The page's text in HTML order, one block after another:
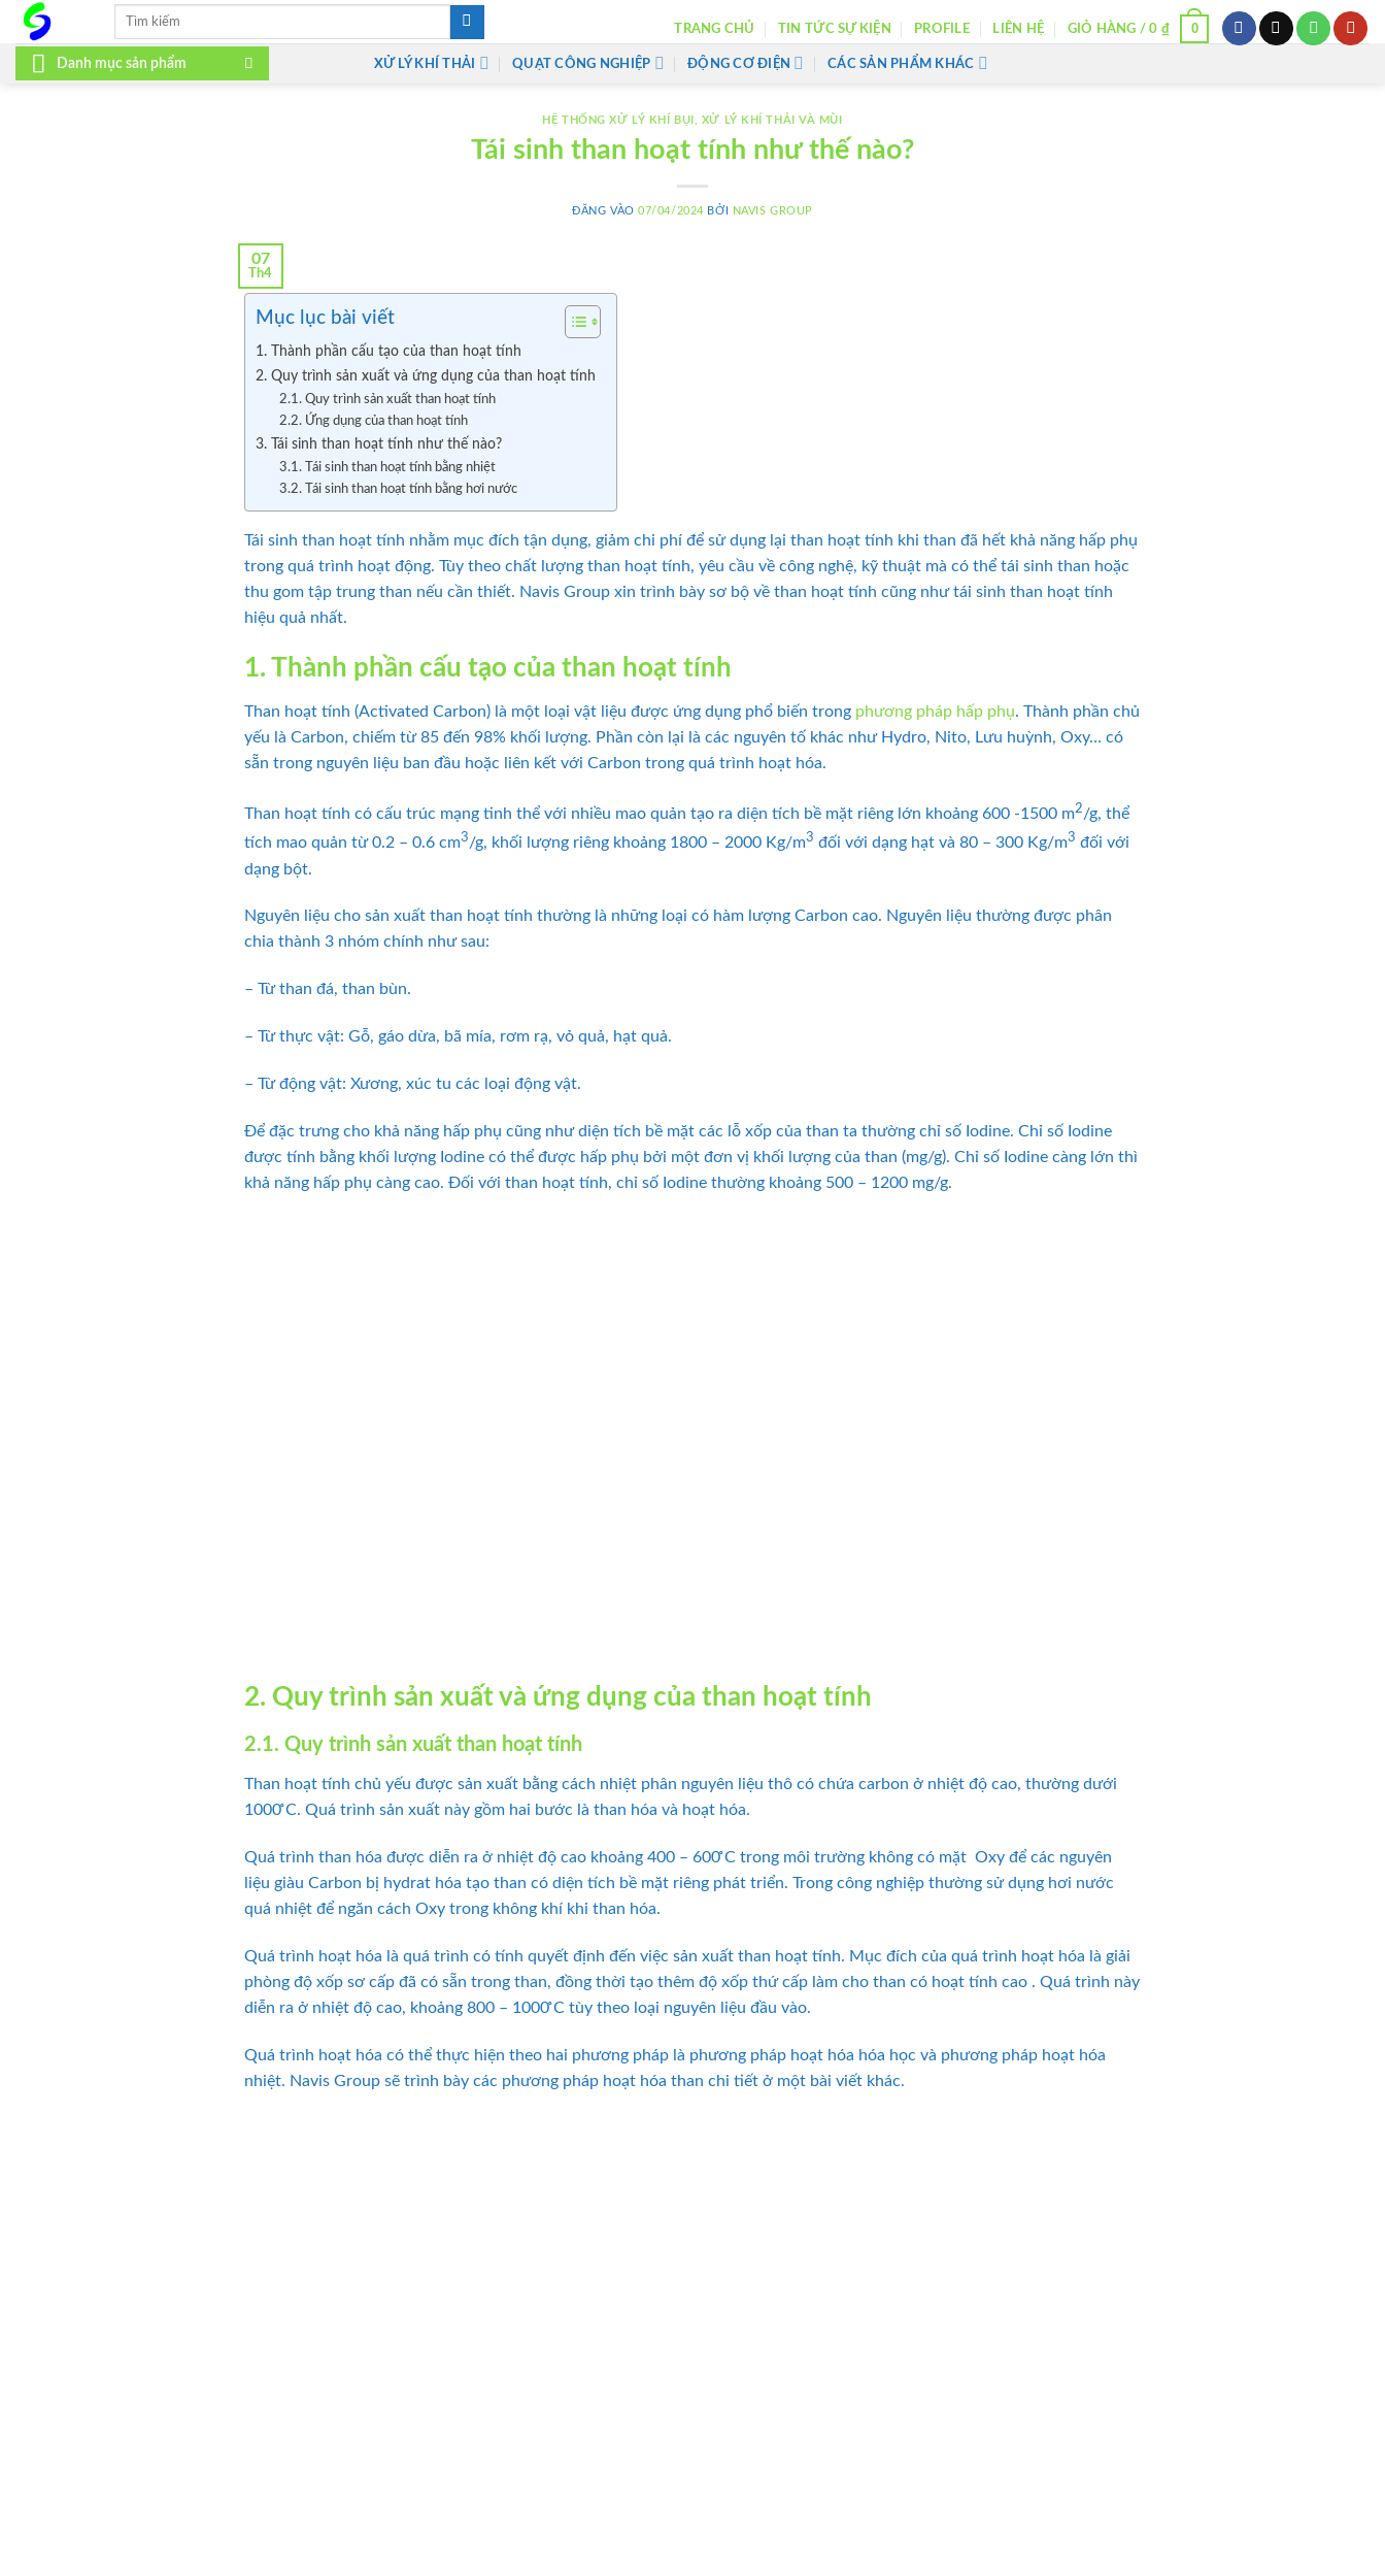
Tìm
TRANG CHỦ TIN TỨC SỰ KIỆN PROFILE LIÊN HỆ GIỎ HÀNG /0 ₫ 0
Danh mục sản phẩm XỬ LÝ KHÍ THẢI QUẠT CÔNG NGHIỆP ĐỘNG CƠ ĐIỆN CÁC SẢN PHẨM KHÁC
HỆ THỐNG XỬ LÝ KHÍ BỤI XỬ LÝ KHÍ THẢI VÀ MÙI
Tái sinh than hoạt tính như thế nào?
ĐĂNG VÀO07/04/2024 BỞI NAVIS GROUP
07
Th4
Mục lục bài viết
1. Thành phần cấu tạo của than hoạt tính
2. Quy trình sản xuất và ứng dụng của than hoạt tính
2.1. Quy trình sản xuất than hoạt tính
2.2. Ứng dụng của than hoạt tính
3. Tái sinh than hoạt tính như thế nào?
3.1. Tái sinh than hoạt tính bằng nhiệt
3.2. Tái sinh than hoạt tính bằng hơi nước
Tái sinh than hoạt tính nhằm mục đích tận dụng, giảm chi phí để sử dụng lại than hoạt tính khi than đã hết khả năng hấp phụ
trong quá trình hoạt động. Tùy theo chất lượng than hoạt tính, yêu cầu về công nghệ, kỹ thuật mà có thể tái sinh than hoặc
thu gom tập trung than nếu cần thiết. Navis Group xin trình bày sơ bộ về than hoạt tính cũng như tái sinh than hoạt tính
hiệu quả nhất.
1. Thành phần cấu tạo của than hoạt tính
Than hoạt tính (Activated Carbon) là một loại vật liệu được ứng dụng phổ biến trong phương pháp hấp phụ. Thành phần chủ
yếu là Carbon, chiếm từ 85 đến 98% khối lượng. Phần còn lại là các nguyên tố khác như Hydro, Nito, Lưu huỳnh, Oxy… có
sẵn trong nguyên liệu ban đầu hoặc liên kết với Carbon trong quá trình hoạt hóa.
Than hoạt tính có cấu trúc mạng tinh thể với nhiều mao quản tạo ra diện tích bề mặt riêng lớn khoảng 600 -1500 m2/g, thể
tích mao quản từ 0.2 – 0.6 cm3/g, khối lượng riêng khoảng 1800 – 2000 Kg/m3 đối với dạng hạt và 80 – 300 Kg/m3 đối với
dạng bột.
Nguyên liệu cho sản xuất than hoạt tính thường là những loại có hàm lượng Carbon cao. Nguyên liệu thường được phân
chia thành 3 nhóm chính như sau:
– Từ than đá, than bùn.
– Từ thực vật: Gỗ, gáo dừa, bã mía, rơm rạ, vỏ quả, hạt quả.
– Từ động vật: Xương, xúc tu các loại động vật.
Để đặc trưng cho khả năng hấp phụ cũng như diện tích bề mặt các lỗ xốp của than ta thường chỉ số Iodine. Chỉ số Iodine
được tính bằng khối lượng Iodine có thể được hấp phụ bởi một đơn vị khối lượng của than (mg/g). Chỉ số Iodine càng lớn thì
khả năng hấp phụ càng cao. Đối với than hoạt tính, chỉ số Iodine thường khoảng 500 – 1200 mg/g.
2. Quy trình sản xuất và ứng dụng của than hoạt tính
2.1. Quy trình sản xuất than hoạt tính
Than hoạt tính chủ yếu được sản xuất bằng cách nhiệt phân nguyên liệu thô có chứa carbon ở nhiệt độ cao, thường dưới
1000 ̊C. Quá trình sản xuất này gồm hai bước là than hóa và hoạt hóa.
Quá trình than hóa được diễn ra ở nhiệt độ cao khoảng 400 – 600 ̊C trong môi trường không có mặt Oxy để các nguyên
liệu giàu Carbon bị hydrat hóa tạo than có diện tích bề mặt riêng phát triển. Trong công nghiệp thường sử dụng hơi nước
quá nhiệt để ngăn cách Oxy trong không khí khi than hóa.
Quá trình hoạt hóa là quá trình có tính quyết định đến việc sản xuất than hoạt tính. Mục đích của quá trình hoạt hóa là giải
phòng độ xốp sơ cấp đã có sẵn trong than, đồng thời tạo thêm độ xốp thứ cấp làm cho than có hoạt tính cao . Quá trình này
diễn ra ở nhiệt độ cao, khoảng 800 – 1000 ̊C tùy theo loại nguyên liệu đầu vào.
Quá trình hoạt hóa có thể thực hiện theo hai phương pháp là phương pháp hoạt hóa hóa học và phương pháp hoạt hóa
nhiệt. Navis Group sẽ trình bày các phương pháp hoạt hóa than chi tiết ở một bài viết khác.